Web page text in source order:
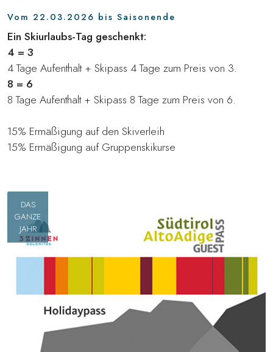
Vom 22.03.2026 bis Saisonende
Ein Skiurlaubs-Tag geschenkt:
4 = 3
4 Tage Aufenthalt + Skipass 4 Tage zum Preis von 3.
8 = 6
8 Tage Aufenthalt + Skipass 8 Tage zum Preis von 6.
15% Ermäßigung auf den Skiverleih
15% Ermäßigung auf Gruppenskikurse
DAS
GANZE
JAHR